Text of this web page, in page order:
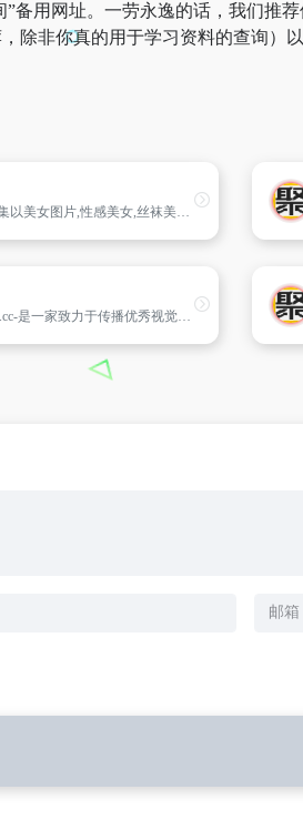
”备用网址。一劳永逸的话，我们推
除非你真的用于学习资料的查询）
亿图全景图库,汇集以美女图片,性感美女,丝袜美女,美女模特,长腿美女,美女百科,COSPLAY等为核心的美女图片库,同时也分享搞笑图片,萌宠,风景图片,男女明星写真,婚纱摄影等类型的相关图片。
中国视觉联盟cnu.cc-是一家致力于传播优秀视觉文化,研究视觉艺术、交流视觉理念、开拓大众审美视野的专业性视觉网站。